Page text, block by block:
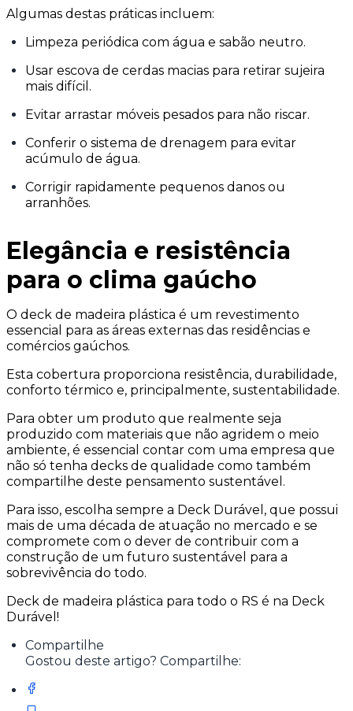
Algumas destas práticas incluem:
Limpeza periódica com água e sabão neutro.
Usar escova de cerdas macias para retirar sujeira
mais difícil.
Evitar arrastar móveis pesados para não riscar.
Conferir o sistema de drenagem para evitar
acúmulo de água.
Corrigir rapidamente pequenos danos ou
arranhões.
Elegância e resistência
para o clima gaúcho
O deck de madeira plástica é um revestimento
essencial para as áreas externas das residências e
comércios gaúchos.
Esta cobertura proporciona resistência, durabilidade,
conforto térmico e, principalmente, sustentabilidade.
Para obter um produto que realmente seja
produzido com materiais que não agridem o meio
ambiente, é essencial contar com uma empresa que
não só tenha decks de qualidade como também
compartilhe deste pensamento sustentável.
Para isso, escolha sempre a Deck Durável, que possui
mais de uma década de atuação no mercado e se
compromete com o dever de contribuir com a
construção de um futuro sustentável para a
sobrevivência do todo.
Deck de madeira plástica para todo o RS é na Deck
Durável!
Compartilhe
Gostou deste artigo? Compartilhe: